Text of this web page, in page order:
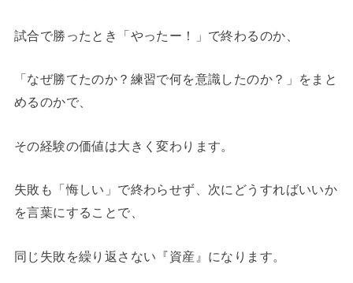
試合で勝ったとき「やったー！」で終わるのか、
「なぜ勝てたのか？練習で何を意識したのか？」をまと
めるのかで、
その経験の価値は大きく変わります。
失敗も「悔しい」で終わらせず、次にどうすればいいか
を言葉にすることで、
同じ失敗を繰り返さない『資産』になります。